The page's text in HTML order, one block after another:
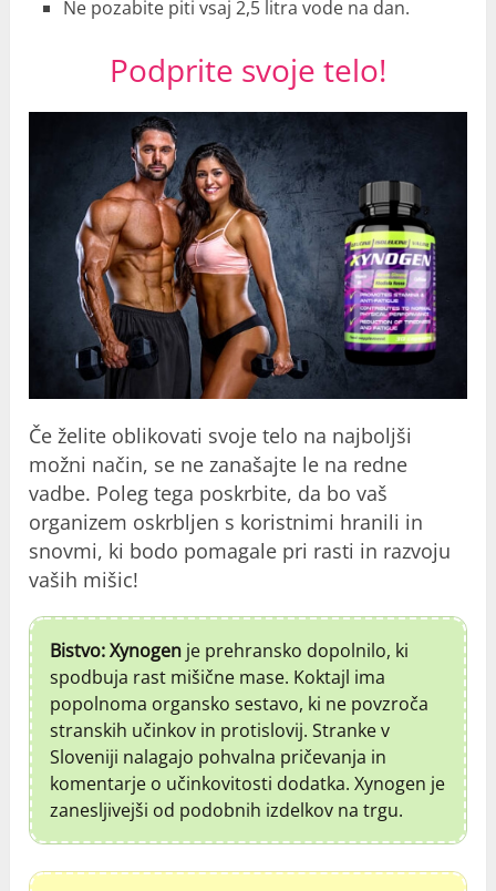
Ne pozabite piti vsaj 2,5 litra vode na dan.
Podprite svoje telo!
Če želite oblikovati svoje telo na najboljši
možni način, se ne zanašajte le na redne
vadbe. Poleg tega poskrbite, da bo vaš
organizem oskrbljen s koristnimi hranili in
snovmi, ki bodo pomagale pri rasti in razvoju
vaših mišic!
Bistvo: Xynogen je prehransko dopolnilo, ki
spodbuja rast mišične mase. Koktajl ima
popolnoma organsko sestavo, ki ne povzroča
stranskih učinkov in protislovij. Stranke v
Sloveniji nalagajo pohvalna pričevanja in
komentarje o učinkovitosti dodatka. Xynogen je
zanesljivejši od podobnih izdelkov na trgu.